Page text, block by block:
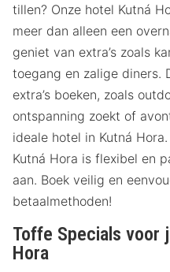
tillen? Onze hotel Kutná
meer dan alleen een
geniet van extra’s zoals
toegang en zalige diners.
extra’s boeken, zoals
ontspanning zoekt of
ideale hotel in Kutná
Kutná Hora is flexibel en
aan. Boek veilig en
betaalmethoden!
Toffe Specials voor
Hora